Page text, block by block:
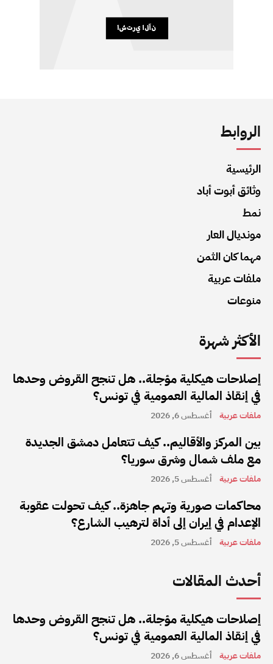
الروابط
الرئيسية
وثائق أبوت أباد
نمط
مونديال العار
مهما كان الثمن
ملفات عربية
منوعات
الأكثر شهرة
إصلاحات هيكلية مؤجلة.. هل تنجح القروض وحدها
في إنقاذ المالية العمومية في تونس؟
ملفات عربية أغسطس 6, 2026
بين المركز والأقاليم.. كيف تتعامل دمشق الجديدة
مع ملف شمال وشرق سوريا؟
ملفات عربية أغسطس 5, 2026
محاكمات صورية وتهم جاهزة.. كيف تحولت عقوبة
الإعدام في إيران إلى أداة لترهيب الشارع؟
ملفات عربية أغسطس 5, 2026
أحدث المقالات
إصلاحات هيكلية مؤجلة.. هل تنجح القروض وحدها
في إنقاذ المالية العمومية في تونس؟
ملفات عربية أغسطس 6, 2026